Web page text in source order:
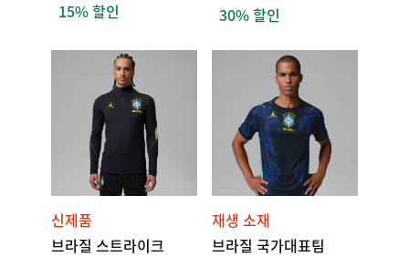
15% 할인 30% 할인
신제품
브라질 스트라이크
재생 소재
브라질 국가대표팀